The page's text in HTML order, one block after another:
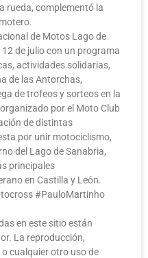
rueda, complementó la
de Motos Lago de
de julio con un programa
actividades solidarias,
de las Antorchas,
de trofeos y sorteos en la
por el Moto Club
de distintas
por unir motociclismo,
del Lago de Sanabria,
principales
en Castilla y León.
#PauloMartinho
en este sitio están
La reproducción,
cualquier otro uso de